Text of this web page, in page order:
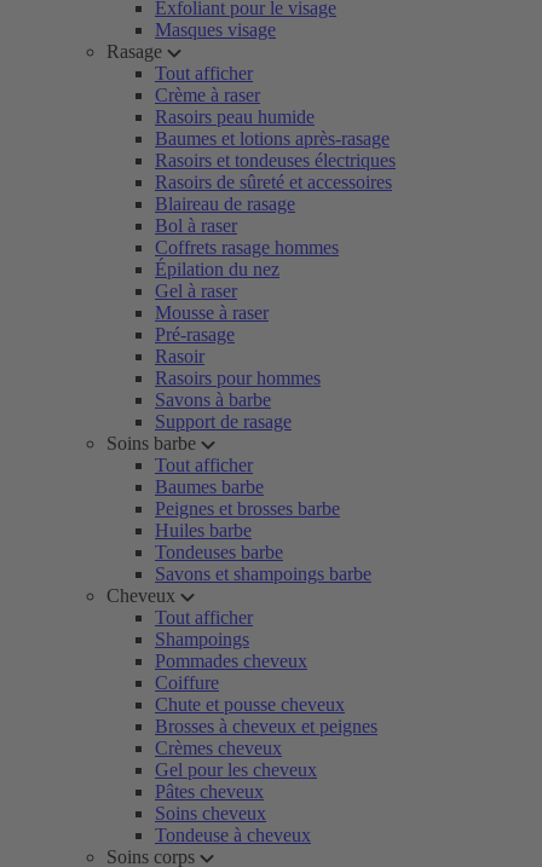
Exfoliant pour le visage
Masques visage
Rasage
Tout afficher
Crème à raser
Rasoirs peau humide
Baumes et lotions après-rasage
Rasoirs et tondeuses électriques
Rasoirs de sûreté et accessoires
Blaireau de rasage
Bol à raser
Coffrets rasage hommes
Épilation du nez
Gel à raser
Mousse à raser
Pré-rasage
Rasoir
Rasoirs pour hommes
Savons à barbe
Support de rasage
Soins barbe
Tout afficher
Baumes barbe
Peignes et brosses barbe
Huiles barbe
Tondeuses barbe
Savons et shampoings barbe
Cheveux
Tout afficher
Shampoings
Pommades cheveux
Coiffure
Chute et pousse cheveux
Brosses à cheveux et peignes
Crèmes cheveux
Gel pour les cheveux
Pâtes cheveux
Soins cheveux
Tondeuse à cheveux
Soins corps